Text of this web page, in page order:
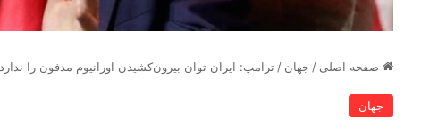
صفحه اصلی / جهان / ترامپ: ایران توان بیرون‌کشیدن اورانیوم مدفون را ندارد
جهان